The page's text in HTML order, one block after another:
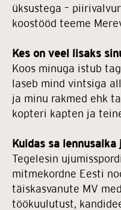
üksustega –
koostööd teeme
Kes on veel lisaks
Koos minuga istub
laseb mind vintsiga
ja minu rakmed ehk
kopteri kapten ja
Kuidas sa lennusalka
Tegelesin
mitmekordne Eesti
täiskasvanute MV
töökuulutust,